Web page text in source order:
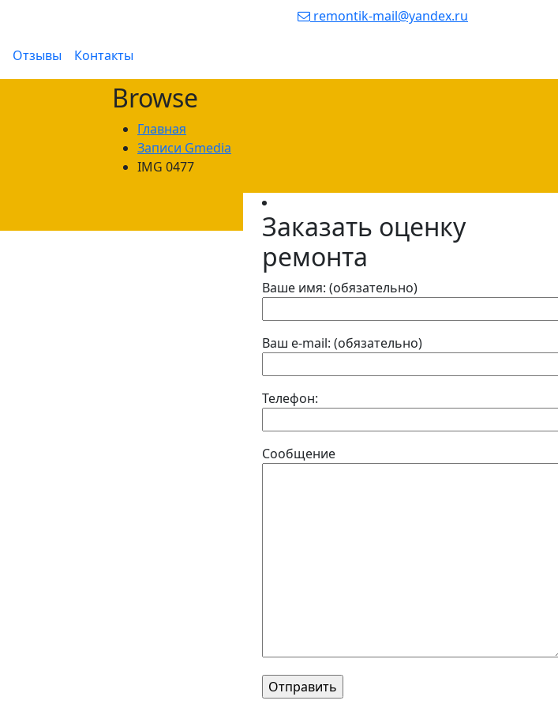
remontik-mail@yandex.ru
Отзывы Контакты
Browse
Главная
Записи Gmedia
IMG 0477
Заказать оценку
ремонта
Ваше имя: (обязательно)
Ваш e-mail: (обязательно)
Телефон:
Сообщение